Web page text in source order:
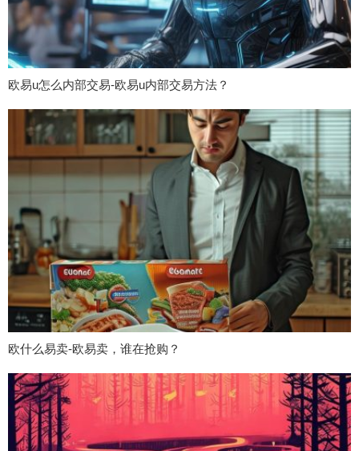
欧易u怎么内部交易-欧易u内部交易方法？
欧什么易卖-欧易卖，谁在抢购？